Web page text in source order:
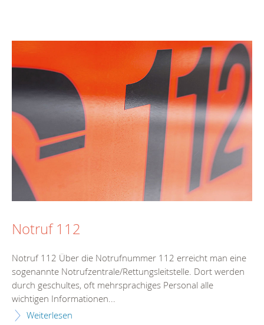
Notruf 112
Notruf 112 Über die Notrufnummer 112 erreicht man eine
sogenannte Notrufzentrale/Rettungsleitstelle. Dort werden
durch geschultes, oft mehrsprachiges Personal alle
wichtigen Informationen...
Weiterlesen